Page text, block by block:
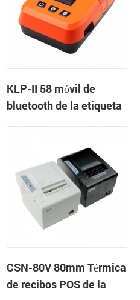
KLP-II 58 móvil de
bluetooth de la etiqueta
CSN-80V 80mm Térmica
de recibos POS de la